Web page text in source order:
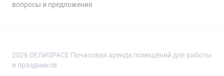
вопросы и предложения
2026 DEЛИSPACE Почасовая аренда помещений для работы
и праздников